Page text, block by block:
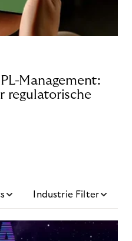
Management:
regulatorische
Industrie Filter